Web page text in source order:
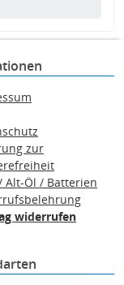
zur
Alt-Öl / Batterien
widerrufen